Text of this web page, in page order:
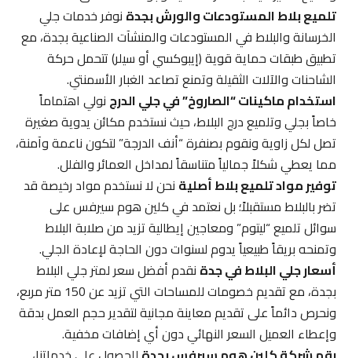
تلميع بلاط المستودعات والورش بجدةنوفر خدمات جلي
الخرسانة والبلاط في المستودعات والمنشآت الصناعية بجدة، مع
تطبيق طبقات حماية قوية (إيبوكسي أو سيلر) تتحمل حركة
الشاحنات والآلات الثقيلة وتمنع تصاعد الغبار الأسمنتي.
استخدام ماكينات “الصاروخ” في جلي الدرجنولي اهتماماً
خاصاً بجلي وتلميع درج البلاط، حيث نستخدم مكائن يدوية صغيرة
تصل لكل زاوية ونقوم بصنفرة “أنف الدرجة” لتكون ناعمة وآمنة،
مما يعطي شكلاً جمالياً متناسقاً لمداخل العمائر والفلل.
توفير مواد تلميع بلاط أصليةنحن لا نستخدم مواد رخيصة قد
تضر بالبلاط مستقبلاً؛ بل نعتمد في كلين هوم سيرفس على
سوائل تلميع “ليتوم” ومعاجين إيطالية تزيد من صلابة البلاط
وتمنحه بريقاً طبيعياً يدوم لسنوات دون الحاجة لإعادة الجلي.
أسعار جلي البلاط في جدةنقدم أفضل سعر لمتر جلي البلاط
بجدة، مع تقديم خصومات للمساحات التي تزيد عن 150 متر مربع،
ونحرص دائماً على تقديم معاينة مجانية لتقدير حجم العمل بدقة
وإعطاء العميل السعر النهائي دون أي إضافات مخفية.